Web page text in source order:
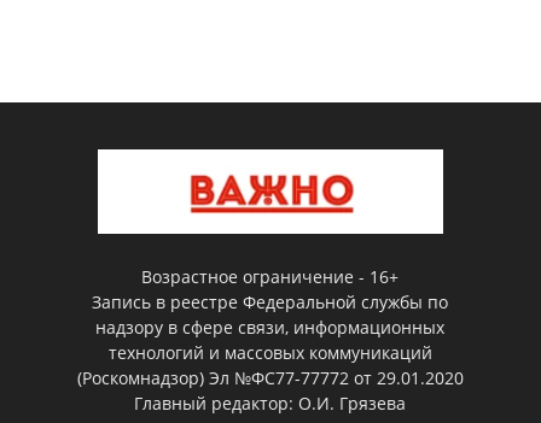
Возрастное ограничение - 16+
Запись в реестре Федеральной службы по
надзору в сфере связи, информационных
технологий и массовых коммуникаций
(Роскомнадзор) Эл №ФС77-77772 от 29.01.2020
Главный редактор: О.И. Грязева